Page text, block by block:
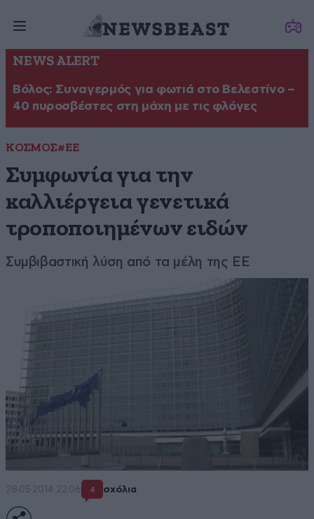
NEWS ALERT
Βόλος: Συναγερμός για φωτιά στο Βελεστίνο –
40 πυροσβέστες στη μάχη με τις φλόγες
ΚΟΣΜΟΣ#ΕΕ
Συμφωνία για την
καλλιέργεια γενετικά
τροποποιημένων ειδών
Συμβιβαστική λύση από τα μέλη της ΕΕ
28·05·2014 22:06 4 σχόλια